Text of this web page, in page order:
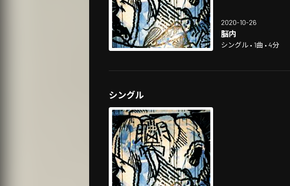
2020-10-26
脳内
シングル • 1曲 • 4分
シングル